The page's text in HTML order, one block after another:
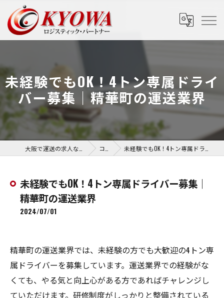
未経験でもOK！4トン専属ドライ
バー募集｜精華町の運送業界
コラム 未経験でもOK！4トン専属ドライバー募集｜精華町の運送業界
未経験でもOK！4トン専属ドライバー募集｜
精華町の運送業界
2024/07/01
精華町の運送業界では、未経験の方でも大歓迎の4トン専
属ドライバーを募集しています。運送業界での経験がな
くても、やる気と向上心がある方であればチャレンジし
ていただけます。研修制度がしっかりと整備されている